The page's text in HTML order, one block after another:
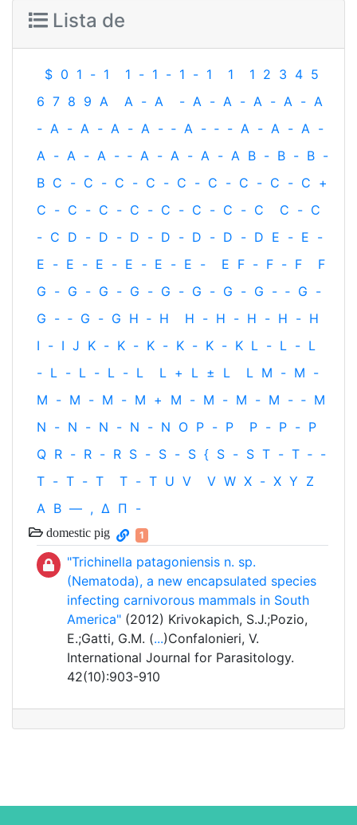
Lista de
$ 0 1 - 1 1 - 1 - 1 - 1 1 1 2 3 4 5
6 7 8 9 A A - A - A - A - A - A - A
- A - A - A - A - ‐ A - ‐ - A - A - A -
A - A - A - ‐ A - A - A - A B - B - B -
B C - C - C - C - C - C - C - C - C +
C - C - C - C - C - C - C - C C - C
- C D - D - D - D - D - D - D E - E -
E - E - E - E - E - E - E F - F - F
F
G - G - G - G - G - G - G - G - ‐ G -
G - ‐ G - G H ‐ H H - H - H - H - H
I - I J K - K - K - K - K - K L - L - L
- L - L - L - L L + L ± L L M - M -
M - M - M - M + M - M - M - M - ‐ M
N - N - N - N - N O P - P P - P - P
Q R - R - R S - S - S { S - S T - T ‐ -
T - T - T T - T U V V W X - X Y Z
Α Β — , Δ Π -
domestic pig 1
"Trichinella patagoniensis n. sp.
(Nematoda), a new encapsulated species
infecting carnivorous mammals in South
America" (2012) Krivokapich, S.J.;Pozio,
E.;Gatti, G.M. (...)Confalonieri, V.
International Journal for Parasitology.
42(10):903-910